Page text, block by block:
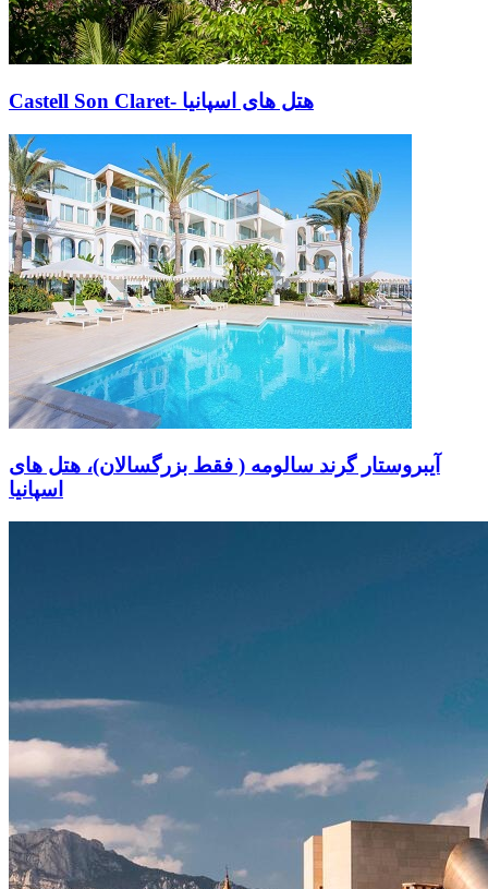
Castell Son Claret- هتل های اسپانیا
آیبروستار گرند سالومه ( فقط بزرگسالان)، هتل های
اسپانیا